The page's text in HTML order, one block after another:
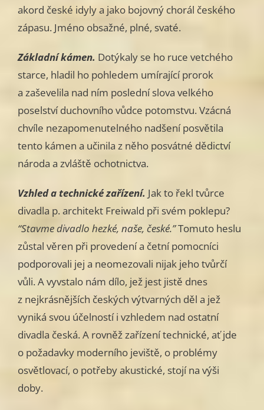
akord české idyly a jako bojovný chorál českého
zápasu. Jméno obsažné, plné, svaté.
Základní kámen. Dotýkaly se ho ruce vetchého
starce, hladil ho pohledem umírající prorok
a zaševelila nad ním poslední slova velkého
poselství duchovního vůdce potomstvu. Vzácná
chvíle nezapomenutelného nadšení posvětila
tento kámen a učinila z něho posvátné dědictví
národa a zvláště ochotnictva.
Vzhled a technické zařízení. Jak to řekl tvůrce
divadla p. architekt Freiwald při svém poklepu?
“Stavme divadlo hezké, naše, české.”Tomuto heslu
zůstal věren při provedení a četní pomocníci
podporovali jej a neomezovali nijak jeho tvůrčí
vůli. A vyvstalo nám dílo, jež jest jistě dnes
z nejkrásnějších českých výtvarných děl a jež
vyniká svou účelností i vzhledem nad ostatní
divadla česká. A rovněž zařízení technické, ať jde
o požadavky moderního jeviště, o problémy
osvětlovací, o potřeby akustické, stojí na výši
doby.